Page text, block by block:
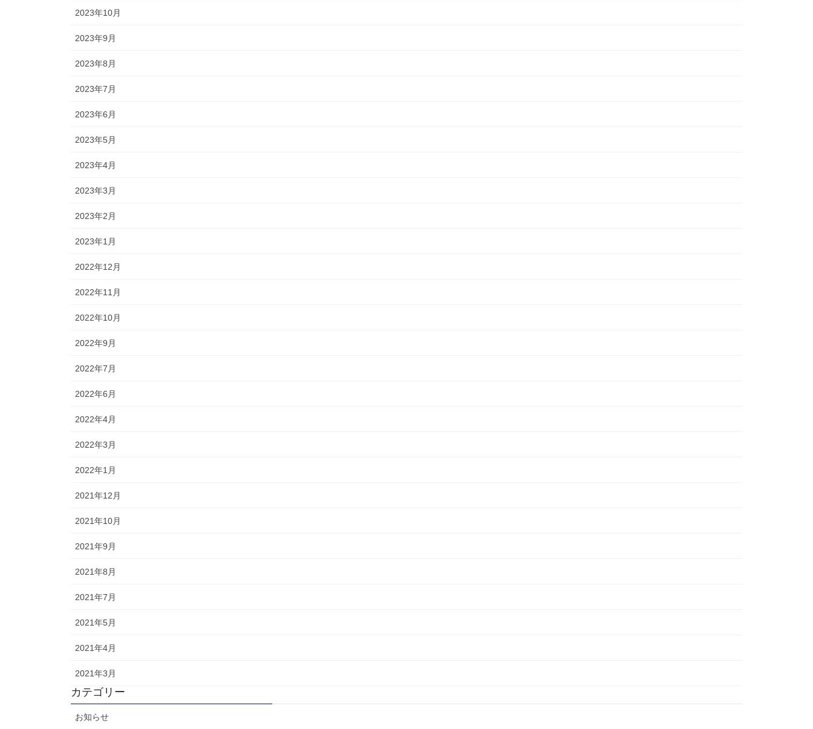
2023年10月
2023年9月
2023年8月
2023年7月
2023年6月
2023年5月
2023年4月
2023年3月
2023年2月
2023年1月
2022年12月
2022年11月
2022年10月
2022年9月
2022年7月
2022年6月
2022年4月
2022年3月
2022年1月
2021年12月
2021年10月
2021年9月
2021年8月
2021年7月
2021年5月
2021年4月
2021年3月
カテゴリー
お知らせ